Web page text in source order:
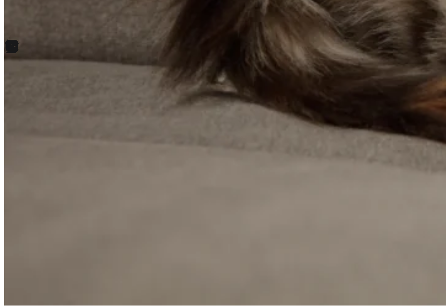
Preferencje
Pliki cookie dotyczące preferencji umożliwiają stronie zapamiętanie informacji, które zmieniają wygląd lub
preferowany język lub region, w którym znajduje się użytkownik.
Statystyka
Statystyczne pliki cookie pomagają właścicielem stron internetowych zrozumieć, w jaki sposób różni
gromadząc i zgłaszając anonimowe informacje.
Marketing
Marketingowe pliki cookie stosowane są w celu śledzenia użytkowników na stronach internetowych. Celem jest
istotne i interesujące dla poszczególnych użytkowników i tym samym bardziej cenne dla wydawców i